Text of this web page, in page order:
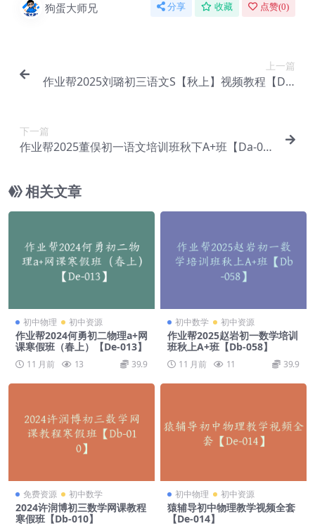
狗蛋大师兄 分享 收藏 点赞(0)
上一篇
作业帮2025刘璐初三语文S【秋上】视频教程【Da-
下一篇
作业帮2025董俣初一语文培训班秋下A+班【Da-03
相关文章
初中物理 初中资源
作业帮2024何勇初二物理a+网
课寒假班（春上）【De-013】
11 月前 13 39.9
初中数学 初中资源
作业帮2025赵岩初一数学培训
班秋上A+班【Db-058】
11 月前 11 39.9
免费资源 初中数学
2024许润博初三数学网课教程
寒假班【Db-010】
初中物理 初中资源
猿辅导初中物理教学视频全套
【De-014】